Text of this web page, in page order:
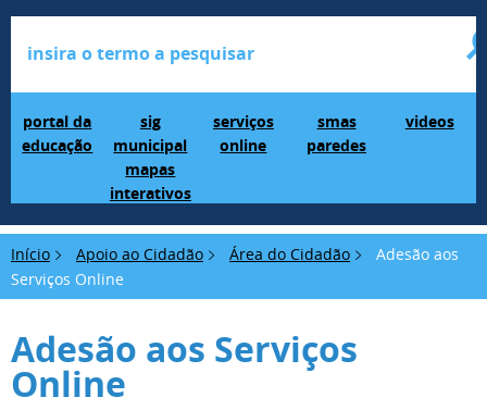
portal da
educação
sig
municipal
mapas
interativos
serviços
online
smas
paredes
videos
Início Apoio ao Cidadão Área do Cidadão
Adesão aos
Serviços Online
Adesão aos Serviços
Online